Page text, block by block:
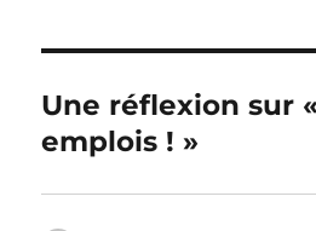
Une réflexion sur
emplois ! »